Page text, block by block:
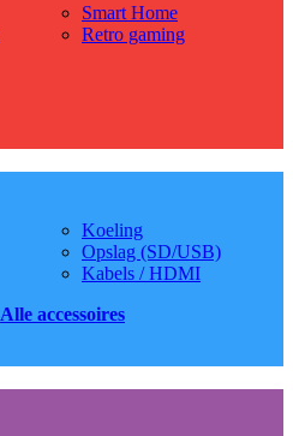
Smart Home
Retro gaming
Koeling
Opslag (SD/USB)
Kabels / HDMI
Alle accessoires